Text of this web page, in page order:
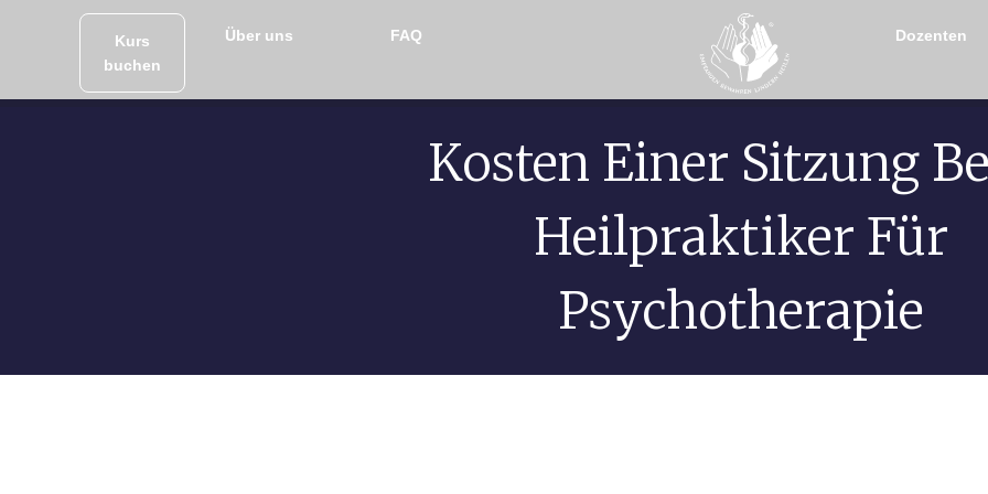
Kurs
buchen
Über uns FAQ Dozenten
Kosten Einer Sitzung
Heilpraktiker Für
Psychotherapie